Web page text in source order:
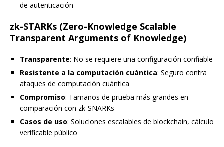
de autenticación
zk-STARKs (Zero-Knowledge Scalable
Transparent Arguments of Knowledge)
Transparente: No se requiere una configuración confiable
Resistente a la computación cuántica: Seguro contra
ataques de computación cuántica
Compromiso: Tamaños de prueba más grandes en
comparación con zk-SNARKs
Casos de uso: Soluciones escalables de blockchain, cálculo
verificable público